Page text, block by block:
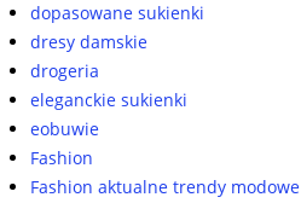
dopasowane sukienki
dresy damskie
drogeria
eleganckie sukienki
eobuwie
Fashion
Fashion aktualne trendy modowe